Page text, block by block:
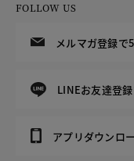
FOLLOW US
メルマガ登録で
LINEお友達登録
アプリダウンロ